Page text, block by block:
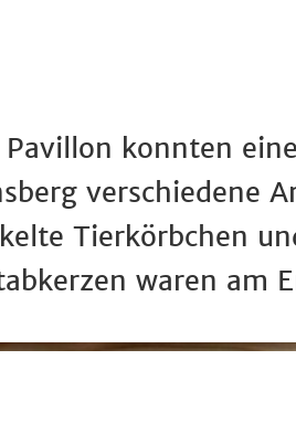
konnten
verschiedene
Tierkörbchen
waren am